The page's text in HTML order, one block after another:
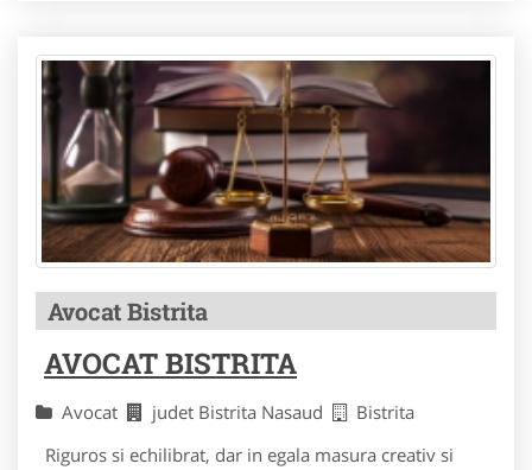
Avocat Bistrita
AVOCAT BISTRITA
Avocat judet Bistrita Nasaud
Bistrita
Riguros si echilibrat, dar in egala masura creativ si